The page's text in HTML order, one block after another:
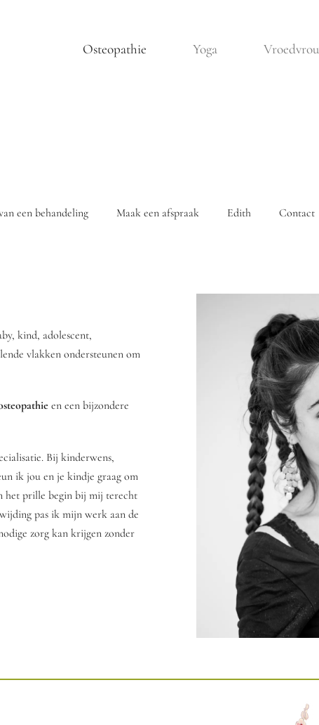
Osteopathie Yoga
een behandeling Maak een afspraak Edith Contact
kind, adolescent,
vlakken ondersteunen om
en een bijzondere
Bij kinderwens,
ik jou en je kindje graag om
het prille begin bij mij terecht
pas ik mijn werk aan de
zorg kan krijgen zonder